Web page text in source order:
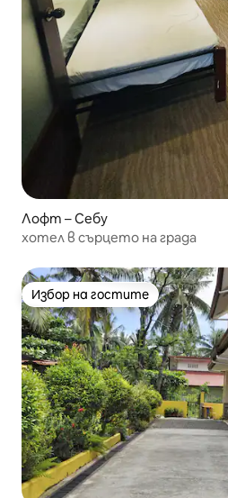
Лофт – Себу
хотел в сърцето на града
Избор на гостите
Избор на гостите